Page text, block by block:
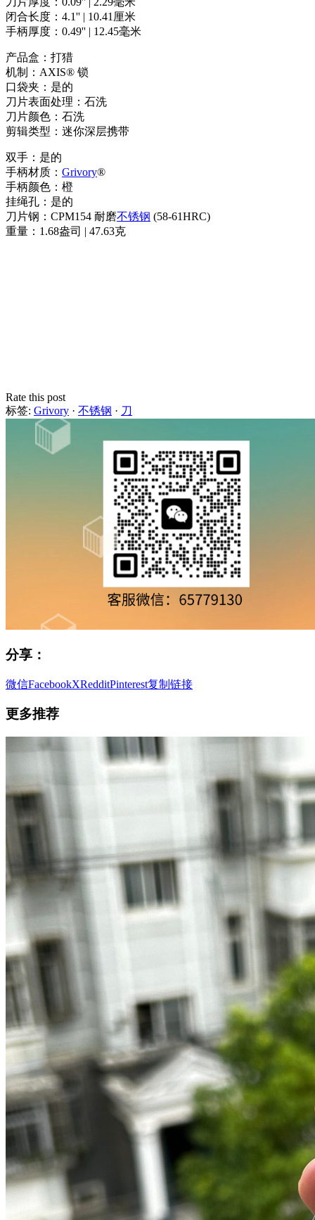
闭合长度：4.1'' | 10.41厘米
手柄厚度：0.49'' | 12.45毫米
产品盒：打猎
机制：AXIS® 锁
口袋夹：是的
刀片表面处理：石洗
刀片颜色：石洗
剪辑类型：迷你深层携带
双手：是的
手柄材质： Grivory®
手柄颜色：橙
挂绳孔：是的
刀片钢：CPM154 耐磨不锈钢 (58-61HRC)
重量：1.68盎司 | 47.63克
Rate this post
标签: Grivory · 不锈钢 · 刀
分享：
微信FacebookXRedditPinterest复制链接
更多推荐